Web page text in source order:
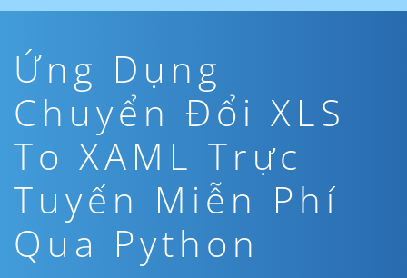
Ứng Dụng
Chuyển Đổi XLS
To XAML Trực
Tuyến Miễn Phí
Qua Python